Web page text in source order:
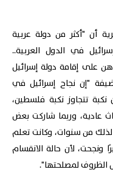
أن "أكثر من دولة عربية
في الدول العربية..
على إقامة دولة إسرائيل
"إن نجاح إسرائيل في
تتجاوز نكبة فلسطين،
عادية، وربما شاركت بعض
من سنوات، وكانت تعلم
ونجحت، لأن حالة الانقسام
الظروف لمصلحتها".